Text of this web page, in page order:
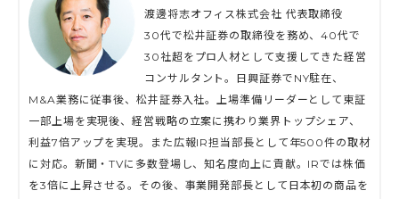
渡邊将志オフィス株式会社 代表取締役
30代で松井証券の取締役を務め、40代で
30社超をプロ人材として支援してきた経営
コンサルタント。日興証券でNY駐在、
M&A業務に従事後、松井証券入社。上場準備リーダーとして東証
一部上場を実現後、経営戦略の立案に携わり業界トップシェア、
利益7倍アップを実現。また広報IR担当部長として年500件の取材
に対応。新聞・TVに多数登場し、知名度向上に貢献。IRでは株価
を3倍に上昇させる。その後、事業開発部長として日本初の商品を